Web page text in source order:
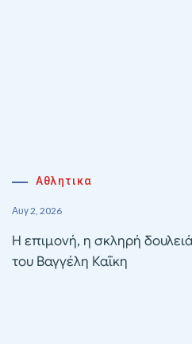
Αθλητικα
Αυγ 2, 2026
Η επιμονή, η σκληρή
του Βαγγέλη Καΐκη